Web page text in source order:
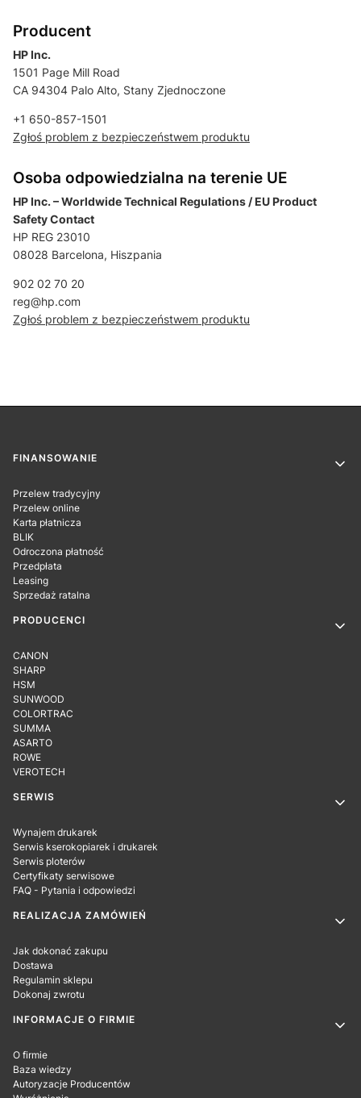
Producent
HP Inc.
1501 Page Mill Road
CA 94304 Palo Alto, Stany Zjednoczone
+1 650-857-1501
Zgłoś problem z bezpieczeństwem produktu
Osoba odpowiedzialna na terenie UE
HP Inc. – Worldwide Technical Regulations / EU Product
Safety Contact
HP REG 23010
08028 Barcelona, Hiszpania
902 02 70 20
reg@hp.com
Zgłoś problem z bezpieczeństwem produktu
Linki w stopce
FINANSOWANIE
Przelew tradycyjny
Przelew online
Karta płatnicza
BLIK
Odroczona płatność
Przedpłata
Leasing
Sprzedaż ratalna
PRODUCENCI
CANON
SHARP
HSM
SUNWOOD
COLORTRAC
SUMMA
ASARTO
ROWE
VEROTECH
SERWIS
Wynajem drukarek
Serwis kserokopiarek i drukarek
Serwis ploterów
Certyfikaty serwisowe
FAQ - Pytania i odpowiedzi
REALIZACJA ZAMÓWIEŃ
Jak dokonać zakupu
Dostawa
Regulamin sklepu
Dokonaj zwrotu
INFORMACJE O FIRMIE
O firmie
Baza wiedzy
Autoryzacje Producentów